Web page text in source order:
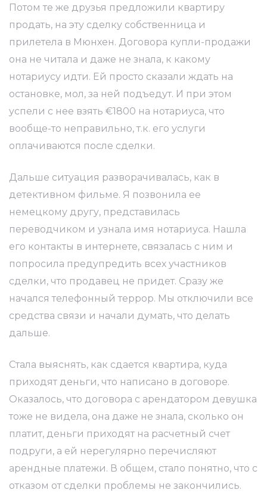
Потом те же друзья предложили квартиру
продать, на эту сделку собственница и
прилетела в Мюнхен. Договора купли-продажи
она не читала и даже не знала, к какому
нотариусу идти. Ей просто сказали ждать на
остановке, мол, за ней подъедут. И при этом
успели с нее взять €1800 на нотариуса, что
вообще-то неправильно, т.к. его услуги
оплачиваются после сделки.
Дальше ситуация разворачивалась, как в
детективном фильме. Я позвонила ее
немецкому другу, представилась
переводчиком и узнала имя нотариуса. Нашла
его контакты в интернете, связалась с ним и
попросила предупредить всех участников
сделки, что продавец не придет. Сразу же
начался телефонный террор. Мы отключили все
средства связи и начали думать, что делать
дальше.
Стала выяснять, как сдается квартира, куда
приходят деньги, что написано в договоре.
Оказалось, что договора с арендатором девушка
тоже не видела, она даже не знала, сколько он
платит, деньги приходят на расчетный счет
подруги, а ей нерегулярно перечисляют
арендные платежи. В общем, стало понятно, что с
отказом от сделки проблемы не закончились.
—